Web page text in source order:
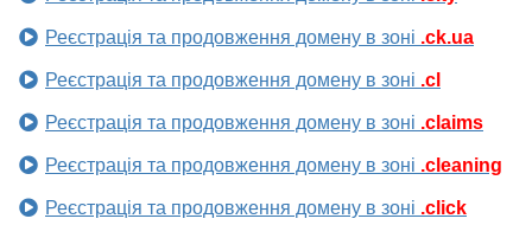
Реєстрація та продовження домену в зоні .ck.ua
Реєстрація та продовження домену в зоні .cl
Реєстрація та продовження домену в зоні .claims
Реєстрація та продовження домену в зоні .cleaning
Реєстрація та продовження домену в зоні .click